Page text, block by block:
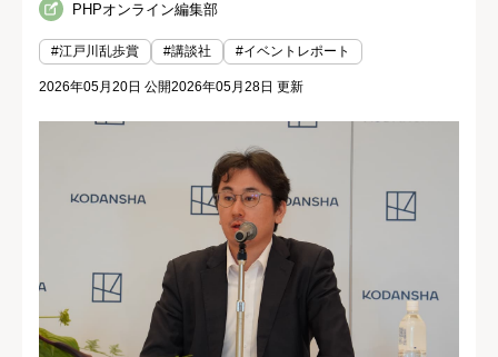
PHPオンライン編集部
#江戸川乱歩賞 #講談社 #イベントレポート
2026年05月20日 公開2026年05月28日 更新